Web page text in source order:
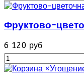
Фруктово-
6 120 руб